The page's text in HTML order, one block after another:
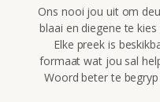
Ons nooi jou uit om
blaai en diegene te
Elke preek is
formaat wat jou sal
Woord beter te